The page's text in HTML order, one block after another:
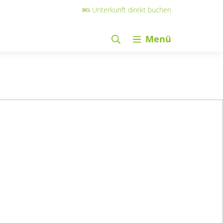
Unterkunft direkt buchen
Menü